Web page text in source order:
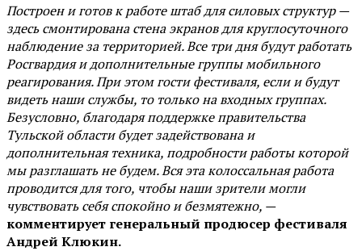
Построен и готов к работе штаб для силовых структур —
здесь смонтирована стена экранов для круглосуточного
наблюдение за территорией. Все три дня будут работать
Росгвардия и дополнительные группы мобильного
реагирования. При этом гости фестиваля, если и будут
видеть наши службы, то только на входных группах.
Безусловно, благодаря поддержке правительства
Тульской области будет задействована и
дополнительная техника, подробности работы которой
мы разглашать не будем. Вся эта колоссальная работа
проводится для того, чтобы наши зрители могли
чувствовать себя спокойно и безмятежно, —
комментирует генеральный продюсер фестиваля
Андрей Клюкин.